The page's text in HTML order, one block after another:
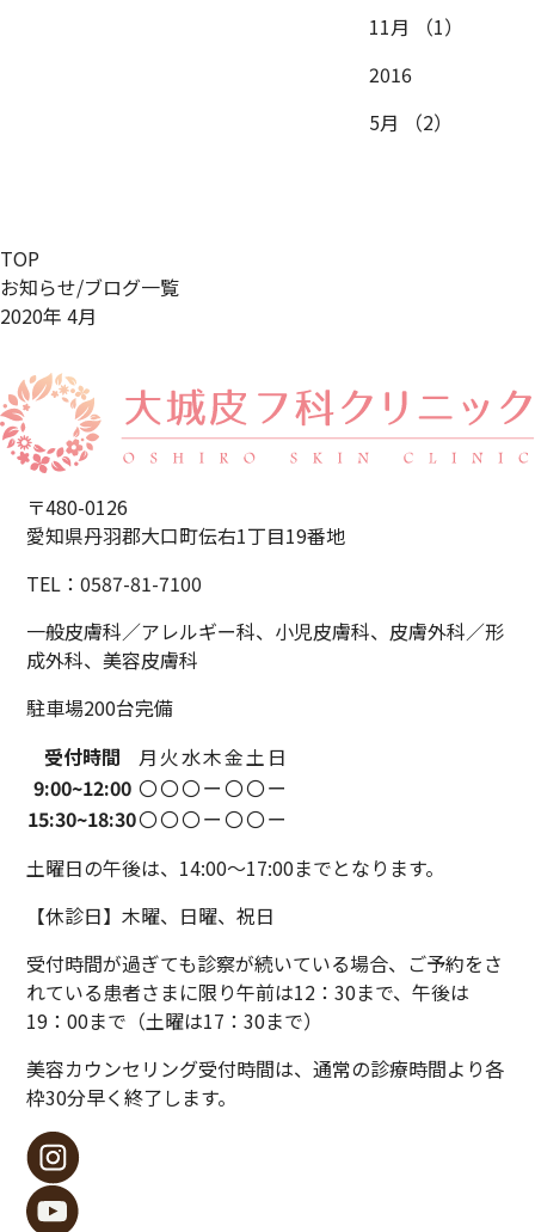
11月
（1）
2016
5月
（2）
TOP
お知らせ/ブログ一覧
2020年 4月
〒480-0126
愛知県丹羽郡大口町伝右1丁目19番地
TEL：0587-81-7100
一般皮膚科／アレルギー科、小児皮膚科、 皮膚外科／形
成外科、美容皮膚科
駐車場200台完備
受付時間
月 火水木金土 日
9:00~12:00 〇〇〇ー〇〇ー
15:30~18:30〇〇〇ー〇〇ー
土曜日の午後は、14:00〜17:00までとなります。
【休診日】木曜、日曜、祝日
受付時間が過ぎても診察が続いている場合、ご予約をさ
れている患者さまに限り午前は12：30まで、午後は
19：00まで（土曜は17：30まで）
美容カウンセリング受付時間は、通常の診療時間より各
枠30分早く終了します。